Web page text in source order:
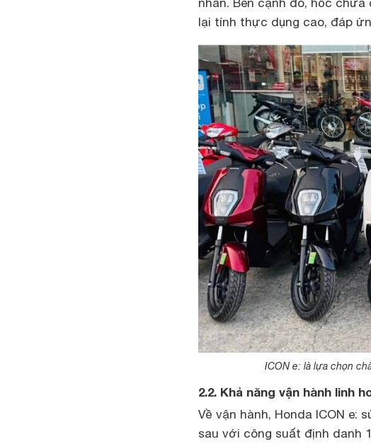
nhân. Bên cạnh đó, hốc
lại tính thực dụng cao, đáp
ICON e: là lựa chọn
2.2. Khả năng vận hành linh
Về vận hành, Honda ICON
sau với công suất định danh